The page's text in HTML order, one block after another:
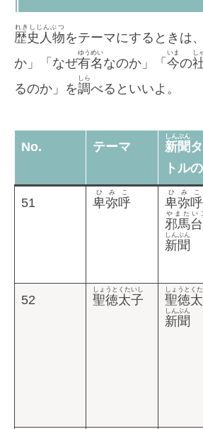
歴史人物
れきしじんぶつ
をテーマにするときは
か」「なぜ有名
ゆうめい
なのか」「 今
いま
の
し
るのか」を調
しら
べるといいよ。
No. テーマ 新聞
しんぶん
トルの
51 卑弥呼
ひみこ
卑弥呼
ひみこ
邪馬
やまたい
新聞
しんぶん
52 聖徳太子
しょうとくたいし
聖徳
しょうとく
新聞
しんぶん